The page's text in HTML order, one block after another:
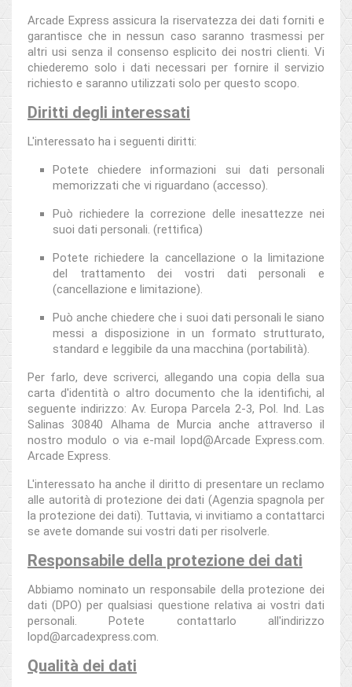
Arcade Express assicura la riservatezza dei dati forniti e
garantisce che in nessun caso saranno trasmessi per
altri usi senza il consenso esplicito dei nostri clienti. Vi
chiederemo solo i dati necessari per fornire il servizio
richiesto e saranno utilizzati solo per questo scopo.
Diritti degli interessati
L'interessato ha i seguenti diritti:
Potete chiedere informazioni sui dati personali
memorizzati che vi riguardano (accesso).
Può richiedere la correzione delle inesattezze nei
suoi dati personali. (rettifica)
Potete richiedere la cancellazione o la limitazione
del trattamento dei vostri dati personali e
(cancellazione e limitazione).
Può anche chiedere che i suoi dati personali le siano
messi a disposizione in un formato strutturato,
standard e leggibile da una macchina (portabilità).
Per farlo, deve scriverci, allegando una copia della sua
carta d'identità o altro documento che la identifichi, al
seguente indirizzo: Av. Europa Parcela 2-3, Pol. Ind. Las
Salinas 30840 Alhama de Murcia anche attraverso il
nostro modulo o via e-mail lopd@Arcade Express.com.
Arcade Express.
L'interessato ha anche il diritto di presentare un reclamo
alle autorità di protezione dei dati (Agenzia spagnola per
la protezione dei dati). Tuttavia, vi invitiamo a contattarci
se avete domande sui vostri dati per risolverle.
Responsabile della protezione dei dati
Abbiamo nominato un responsabile della protezione dei
dati (DPO) per qualsiasi questione relativa ai vostri dati
personali. Potete contattarlo all'indirizzo
lopd@arcadexpress.com.
Qualità dei dati